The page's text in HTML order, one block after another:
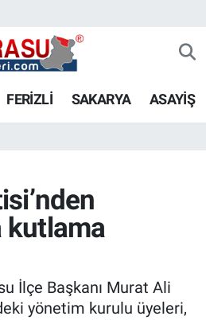
FERİZLİ SAKARYA ASAYİŞ
kutlama
İlçe Başkanı Murat Ali
yönetim kurulu üyeleri,